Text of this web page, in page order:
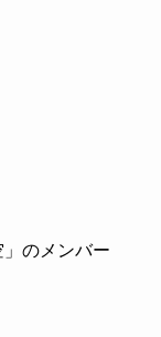
のメンバー